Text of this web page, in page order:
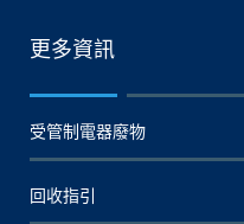
更多資訊
受管制電器廢物
回收指引